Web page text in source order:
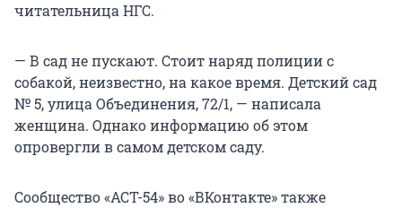
читательница НГС.
— В сад не пускают. Стоит наряд полиции с
собакой, неизвестно, на какое время. Детский сад
№ 5, улица Объединения, 72/1, — написала
женщина. Однако информацию об этом
опровергли в самом детском саду.
Сообщество «АСТ-54» во «ВКонтакте» также